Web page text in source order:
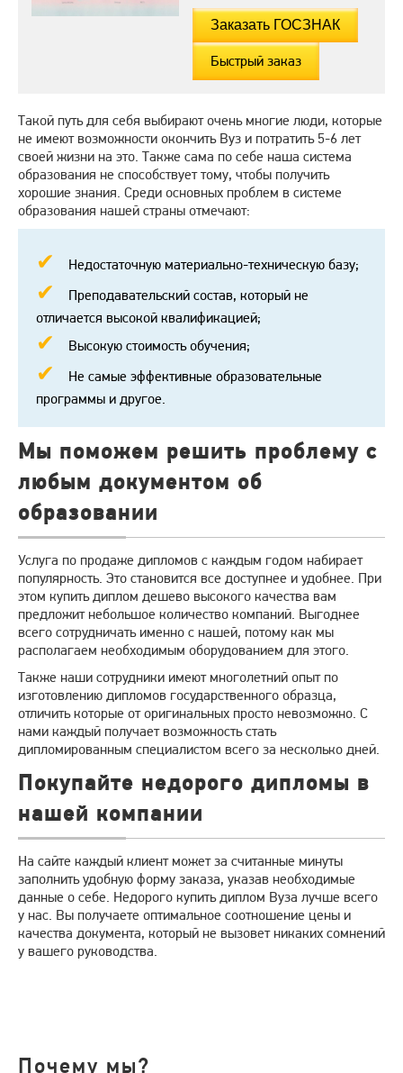
Быстрый заказ
Такой путь для себя выбирают очень многие люди, которые
не имеют возможности окончить Вуз и потратить 5-6 лет
своей жизни на это. Также сама по себе наша система
образования не способствует тому, чтобы получить
хорошие знания. Среди основных проблем в системе
образования нашей страны отмечают:
Недостаточную материально-техническую базу;
Преподавательский состав, который не
отличается высокой квалификацией;
Высокую стоимость обучения;
Не самые эффективные образовательные
программы и другое.
Мы поможем решить проблему с
любым документом об
образовании
Услуга по продаже дипломов с каждым годом набирает
популярность. Это становится все доступнее и удобнее. При
этом купить диплом дешево высокого качества вам
предложит небольшое количество компаний. Выгоднее
всего сотрудничать именно с нашей, потому как мы
располагаем необходимым оборудованием для этого.
Также наши сотрудники имеют многолетний опыт по
изготовлению дипломов государственного образца,
отличить которые от оригинальных просто невозможно. С
нами каждый получает возможность стать
дипломированным специалистом всего за несколько дней.
Покупайте недорого дипломы в
нашей компании
На сайте каждый клиент может за считанные минуты
заполнить удобную форму заказа, указав необходимые
данные о себе. Недорого купить диплом Вуза лучше всего
у нас. Вы получаете оптимальное соотношение цены и
качества документа, который не вызовет никаких сомнений
у вашего руководства.
Почему мы?